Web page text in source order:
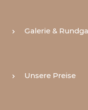
Galerie &
Unsere Preise